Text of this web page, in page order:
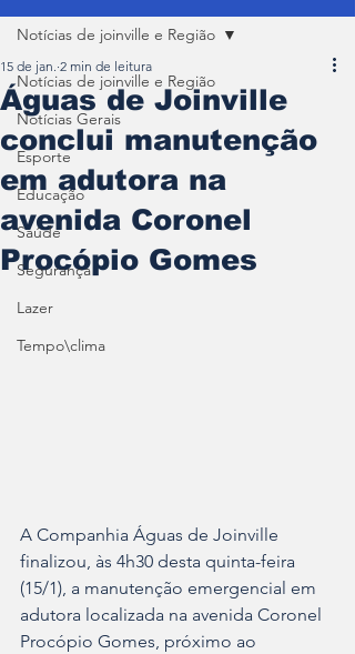
Notícias de joinville e Região
Notícias Gerais
Esporte
Educação
Saúde
Segurança
Lazer
Tempo\clima
Notícias de joinville e Região
Águas de Joinville
conclui manutenção
em adutora na
avenida Coronel
Procópio Gomes
15 de jan. 2 min de leitura
A Companhia Águas de Joinville
finalizou, às 4h30 desta quinta-feira
(15/1), a manutenção emergencial em
adutora localizada na avenida Coronel
Procópio Gomes, próximo ao